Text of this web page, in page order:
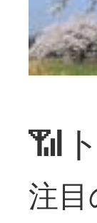
📶
注目